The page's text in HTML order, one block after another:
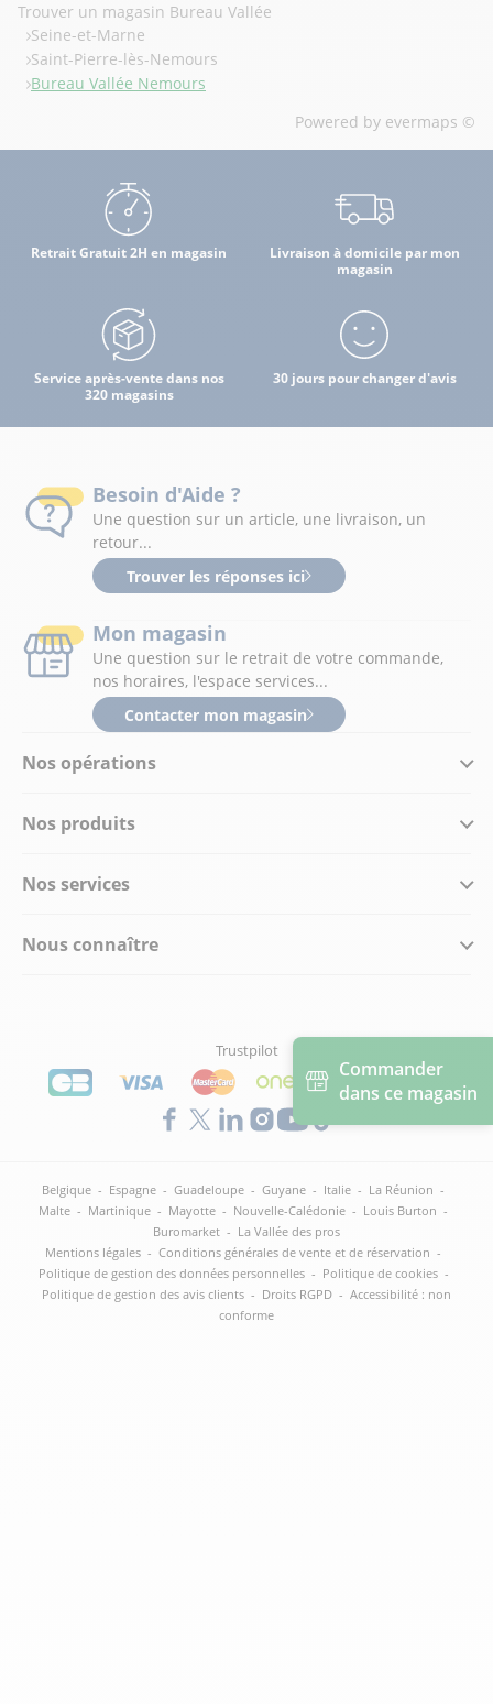
Commander
dans ce magasin
Trouver un magasin Bureau Vallée
Seine-et-Marne
Saint-Pierre-lès-Nemours
Bureau Vallée Nemours
Powered by evermaps ©
Retrait Gratuit 2H en magasin
Livraison à domicile par mon
magasin
Service après-vente dans nos
320 magasins
30 jours pour changer d'avis
Nos opérations
Nos produits
Nos services
Nous connaître
Besoin d'Aide ?
Une question sur un article, une livraison, un
retour...
Trouver les réponses ici
Mon magasin
Une question sur le retrait de votre commande,
nos horaires, l'espace services...
Contacter mon magasin
Trustpilot
Belgique - Espagne - Guadeloupe - Guyane - Italie - La Réunion -
Malte - Martinique - Mayotte - Nouvelle-Calédonie - Louis Burton -
Buromarket - La Vallée des pros
Mentions légales - Conditions générales de vente et de réservation -
Politique de gestion des données personnelles - Politique de cookies -
Politique de gestion des avis clients - Droits RGPD - Accessibilité : non
conforme